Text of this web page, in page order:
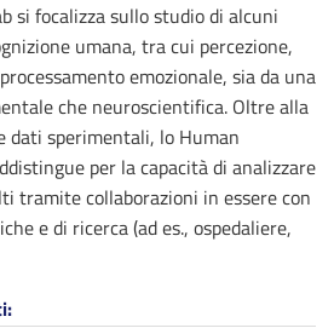
si focalizza sullo studio di alcuni
umana, tra cui percezione,
emozionale, sia da una
che neuroscientifica. Oltre alla
dati sperimentali, lo Human
per la capacità di analizzare
tramite collaborazioni in essere con
e di ricerca (ad es., ospedaliere,